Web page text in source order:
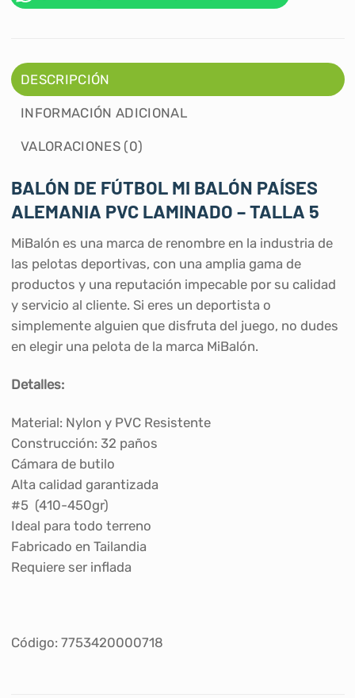
DESCRIPCIÓN
INFORMACIÓN ADICIONAL
VALORACIONES (0)
BALÓN DE FÚTBOL MI BALÓN PAÍSES
ALEMANIA PVC LAMINADO – TALLA 5
MiBalón es una marca de renombre en la industria de
las pelotas deportivas, con una amplia gama de
productos y una reputación impecable por su calidad
y servicio al cliente. Si eres un deportista o
simplemente alguien que disfruta del juego, no dudes
en elegir una pelota de la marca MiBalón.
Detalles:
Material: Nylon y PVC Resistente
Construcción: 32 paños
Cámara de butilo
Alta calidad garantizada
#5 (410-450gr)
Ideal para todo terreno
Fabricado en Tailandia
Requiere ser inflada
Código: 7753420000718